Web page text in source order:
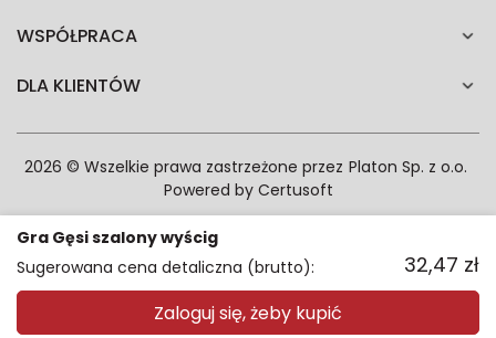
Gra Gęsi szalony wyścig
Sugerowana cena detaliczna (brutto):
32,47 zł
Zaloguj się, żeby kupić
WSPÓŁPRACA
DLA KLIENTÓW
2026 © Wszelkie prawa zastrzeżone przez Platon Sp. z o.o.
Powered by Certusoft